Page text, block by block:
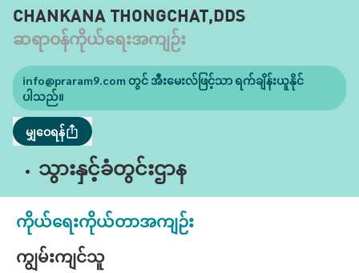
CHANKANA THONGCHAT,DDS
ဆရာဝန်ကိုယ်ရေးအကျဉ်း
info@praram9.comတွင် အီးမေးလ်ဖြင့်သာ ရက်ချိန်းယူနိုင်
ပါသည်။
မျှဝေရန်
သွားနှင့်ခံတွင်းဌာန
ကိုယ်ရေးကိုယ်တာအကျဉ်း
ကျွမ်းကျင်သူ